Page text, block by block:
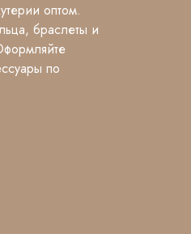
оптом.
браслеты и
по